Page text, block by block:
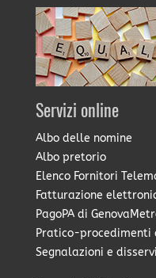
Servizi online
Albo delle nomine
Albo pretorio
Elenco Fornitori
Fatturazione
PagoPA di
Pratico-procedimenti
Segnalazioni e